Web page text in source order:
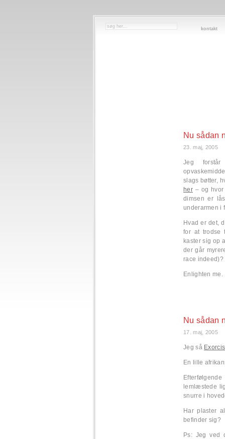
kontakt
Nu sådan
23. maj, 2005
Jeg
slags bøtter,
her– og hvor
dimsen er
underarmen i
Hvad er det,
for at trodse
kaster sig op
der går
race indeed)?
Enlighten me.
Nu sådan
17. maj, 2005
Jeg så
En lille
lemlæstede
snurre i
Har plaster
befinder sig?
Ps: Jeg ved